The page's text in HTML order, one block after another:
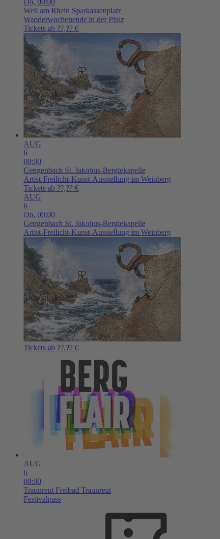
Weil am Rhein Sparkassenplatz
Wanderwochenende in der Pfalz
Tickets ab ??,?? €
AUG
6
00:00
Gengenbach St. Jakobus-Berglekapelle
Artist-Freilicht-Kunst-Ausstellung im Weinberg
Tickets ab ??,?? €
AUG
6
Do, 00:00
Gengenbach St. Jakobus-Berglekapelle
Artist-Freilicht-Kunst-Ausstellung im Weinberg
Tickets ab ??,?? €
AUG
6
00:00
Traunreut Freibad Traunreut
Festivalpass